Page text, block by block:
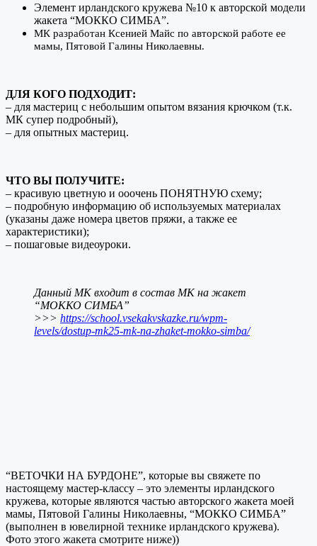
Элемент ирландского кружева №10 к авторской модели
жакета “МОККО СИМБА”.
МК разработан Ксенией Майс по авторской работе ее
мамы, Пятовой Галины Николаевны.
ДЛЯ КОГО ПОДХОДИТ:
– для мастериц с небольшим опытом вязания крючком (т.к.
МК супер подробный),
– для опытных мастериц.
ЧТО ВЫ ПОЛУЧИТЕ:
– красивую цветную и ооочень ПОНЯТНУЮ схему;
– подробную информацию об используемых материалах
(указаны даже номера цветов пряжи, а также ее
характеристики);
– пошаговые видеоуроки.
Данный МК входит в состав МК на жакет
“МОККО СИМБА”
>>> https://school.vsekakvskazke.ru/wpm-
levels/dostup-mk25-mk-na-zhaket-mokko-simba/
“ВЕТОЧКИ НА БУРДОНЕ”, которые вы свяжете по
настоящему мастер-классу – это элементы ирландского
кружева, которые являются частью авторского жакета моей
мамы, Пятовой Галины Николаевны, “МОККО СИМБА”
(выполнен в ювелирной технике ирландского кружева).
Фото этого жакета смотрите ниже))